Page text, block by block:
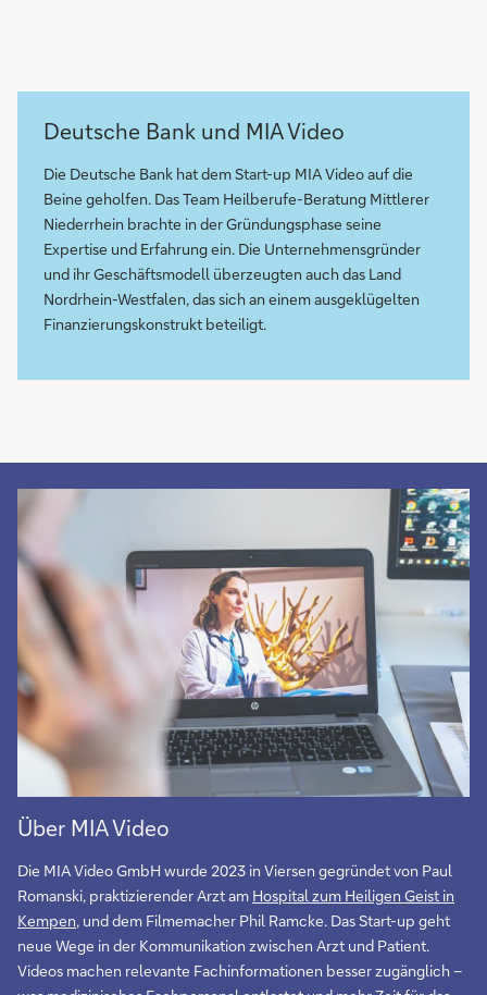
Deutsche Bank und MIA Video
Die Deutsche Bank hat dem Start-up MIA Video auf die
Beine geholfen. Das Team Heilberufe-Beratung Mittlerer
Niederrhein brachte in der Gründungsphase seine
Expertise und Erfahrung ein. Die Unternehmensgründer
und ihr Geschäftsmodell überzeugten auch das Land
Nordrhein-Westfalen, das sich an einem ausgeklügelten
Finanzierungskonstrukt beteiligt.
Über MIA Video
Die MIA Video GmbH wurde 2023 in Viersen gegründet von Paul
Romanski, praktizierender Arzt am Hospital zum Heiligen Geist in
Kempen, und dem Filmemacher Phil Ramcke. Das Start-up geht
neue Wege in der Kommunikation zwischen Arzt und Patient.
Videos machen relevante Fachinformationen besser zugänglich –